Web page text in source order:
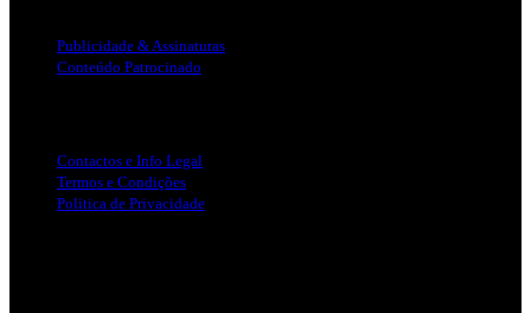
Publicidade & Assinaturas
Conteúdo Patrocinado
Contactos e Info Legal
Termos e Condições
Politica de Privacidade